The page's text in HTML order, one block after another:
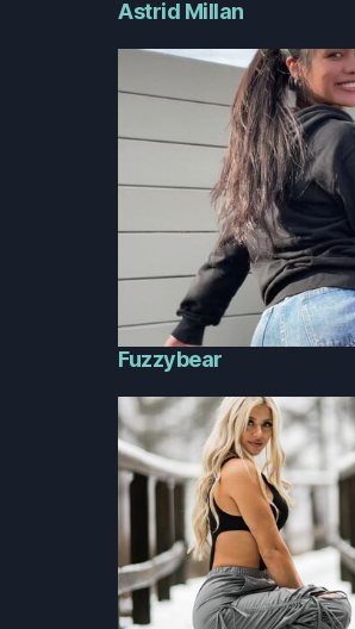
Astrid Millan
Fuzzybear